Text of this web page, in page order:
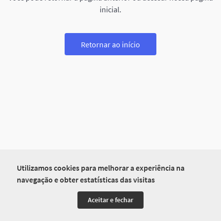
Utilizamos cookies para melhorar a experiência na
navegação e obter estatísticas das visitas
Aceitar e fechar
inicial.
Retornar ao início